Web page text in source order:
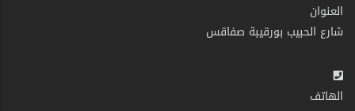
العنوان
شارع الحبيب بورقيبة صفاقس
الهاتف